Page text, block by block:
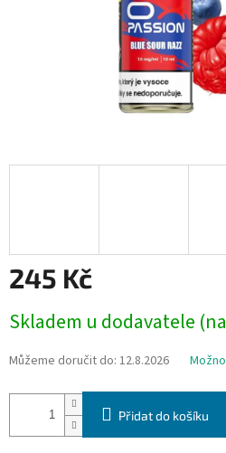
245 Kč
cena:
Skladem u dodavatele
Můžeme doručit do: 12.8.2026
Přidat do košíku